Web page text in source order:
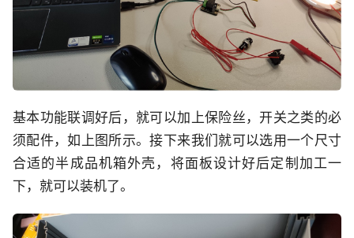
基本功能联调好后，就可以加上保险丝，开关之类的必
须配件，如上图所示。接下来我们就可以选用一个尺寸
合适的半成品机箱外壳，将面板设计好后定制加工一
下，就可以装机了。